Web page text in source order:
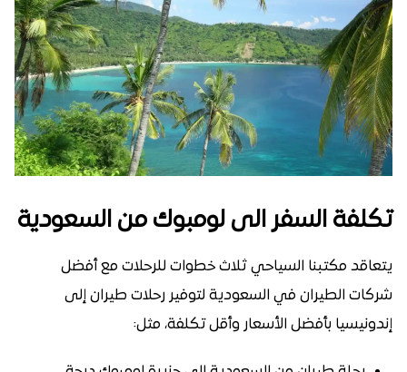
تكلفة السفر الى لومبوك من السعودية
يتعاقد مكتبنا السياحي ثلاث خطوات للرحلات مع أفضل
شركات الطيران في السعودية لتوفير رحلات طيران إلى
إندونيسيا بأفضل الأسعار وأقل تكلفة، مثل: